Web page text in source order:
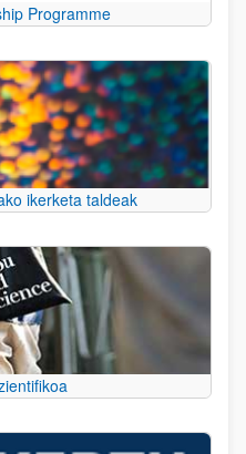
Programme
ikerketa taldeak